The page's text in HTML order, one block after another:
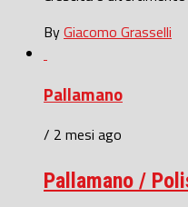
ByGiacomo Grasselli
Pallamano
/ 2 mesi ago
Pallamano /